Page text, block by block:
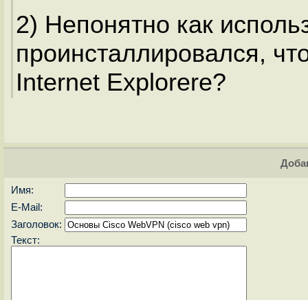
2) Непонятно как
проинсталлировался,
Internet Explorere?
Имя:
E-Mail:
Заголовок:
Текст: